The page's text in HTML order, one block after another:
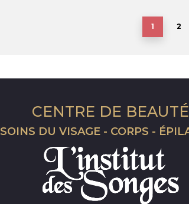
1 2
CENTRE DE BEAUTÉ
SOINS DU VISAGE - CORPS -